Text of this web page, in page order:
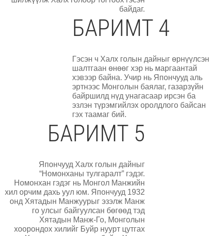
байдаг.
БАРИМТ 4
Гэсэн ч Халх голын дайныг өрнүүлсэн
шалтгаан өнөөг хэр нь маргаантай
хэвээр байна. Учир нь Япончууд аль
эртнээс Монголын баялаг, газарзүйн
байршилд нүд унагасаар ирсэн ба
эзлэн түрэмгийлэх оролдлого байсан
гэх таамаг бий.
БАРИМТ 5
Япончууд Халх голын дайныг
“Номонханы тулгаралт” гэдэг.
Номонхан гэдэг нь Монгол Манжийн
хил орчим дахь уул юм. Япончууд 1932
онд Хятадын Манжуурыг эзэлж Манж
го улсыг байгуулсан бөгөөд тэд
Хятадын Манж-Го, Монголын
хоорондох хилийг Буйр нуурт цутгах